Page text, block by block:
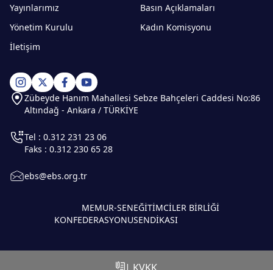
Yayınlarımız
Basın Açıklamaları
Yönetim Kurulu
Kadın Komisyonu
İletişim
MEMUR-SEN
KONFEDERASYONU
EĞİTİMCİLER BİRLİĞİ
SENDİKASI
Zübeyde Hanım Mahallesi Sebze Bahçeleri Caddesi No:86
Altındağ - Ankara / TÜRKİYE
Tel : 0.312 231 23 06
Faks : 0.312 230 65 28
ebs@ebs.org.tr
| KVKK